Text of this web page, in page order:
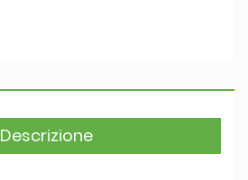
Descrizione